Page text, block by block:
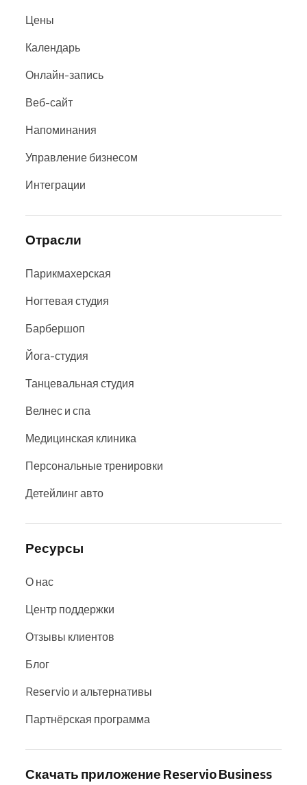
Цены
Календарь
Онлайн-запись
Веб-сайт
Напоминания
Управление бизнесом
Интеграции
Отрасли
Парикмахерская
Ногтевая студия
Барбершоп
Йога-студия
Танцевальная студия
Велнес и спа
Медицинская клиника
Персональные тренировки
Детейлинг авто
Ресурсы
О нас
Центр поддержки
Отзывы клиентов
Блог
Reservio и альтернативы
Партнёрская программа
Скачать приложение Reservio Business